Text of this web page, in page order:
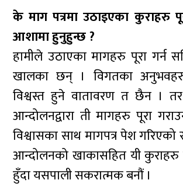
के माग पत्रमा उठाइएका कुराहरु
आशामा हुनुहुन्छ ?
हामीले उठाएका मागहरु पूरा गर्न
खालका छन् । विगतका
विश्वस्त हुने वातावरण त छैन ।
आन्दोलनद्वारा ती मागहरु पूरा
विश्वासका साथ मागपत्र पेश गरिएको
आन्दोलनको खाकासहित यी कुराहरु
हुँदा यसपाली सकरात्मक बनौं ।